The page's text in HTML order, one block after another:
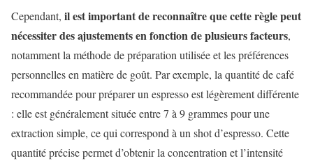
Cependant, il est important de reconnaître que cette règle peut
nécessiter des ajustements en fonction de plusieurs facteurs,
notamment la méthode de préparation utilisée et les préférences
personnelles en matière de goût. Par exemple, la quantité de café
recommandée pour préparer un espresso est légèrement différente
: elle est généralement située entre 7 à 9 grammes pour une
extraction simple, ce qui correspond à un shot d’espresso. Cette
quantité précise permet d’obtenir la concentration et l’intensité